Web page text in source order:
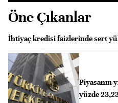
Öne Çıkanlar
İhtiyaç kredisi faizlerinde sert
Piyasanın
yüzde